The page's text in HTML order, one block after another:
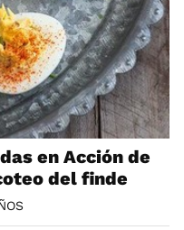
en Acción de
del finde